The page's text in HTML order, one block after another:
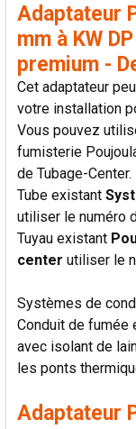
TOUT
SÉLECTIONNER
AJOUTER
LA
SÉLECTION
AU PANIER
Adaptateur
mm à KW
premium -
Cet adaptateur
votre installation
Vous pouvez
fumisterie
de Tubage-Center.
Tube existant
utiliser le numéro
Tuyau existant
center utiliser le
Systèmes de
Conduit de fumée
avec isolant de
les ponts
Adaptateur